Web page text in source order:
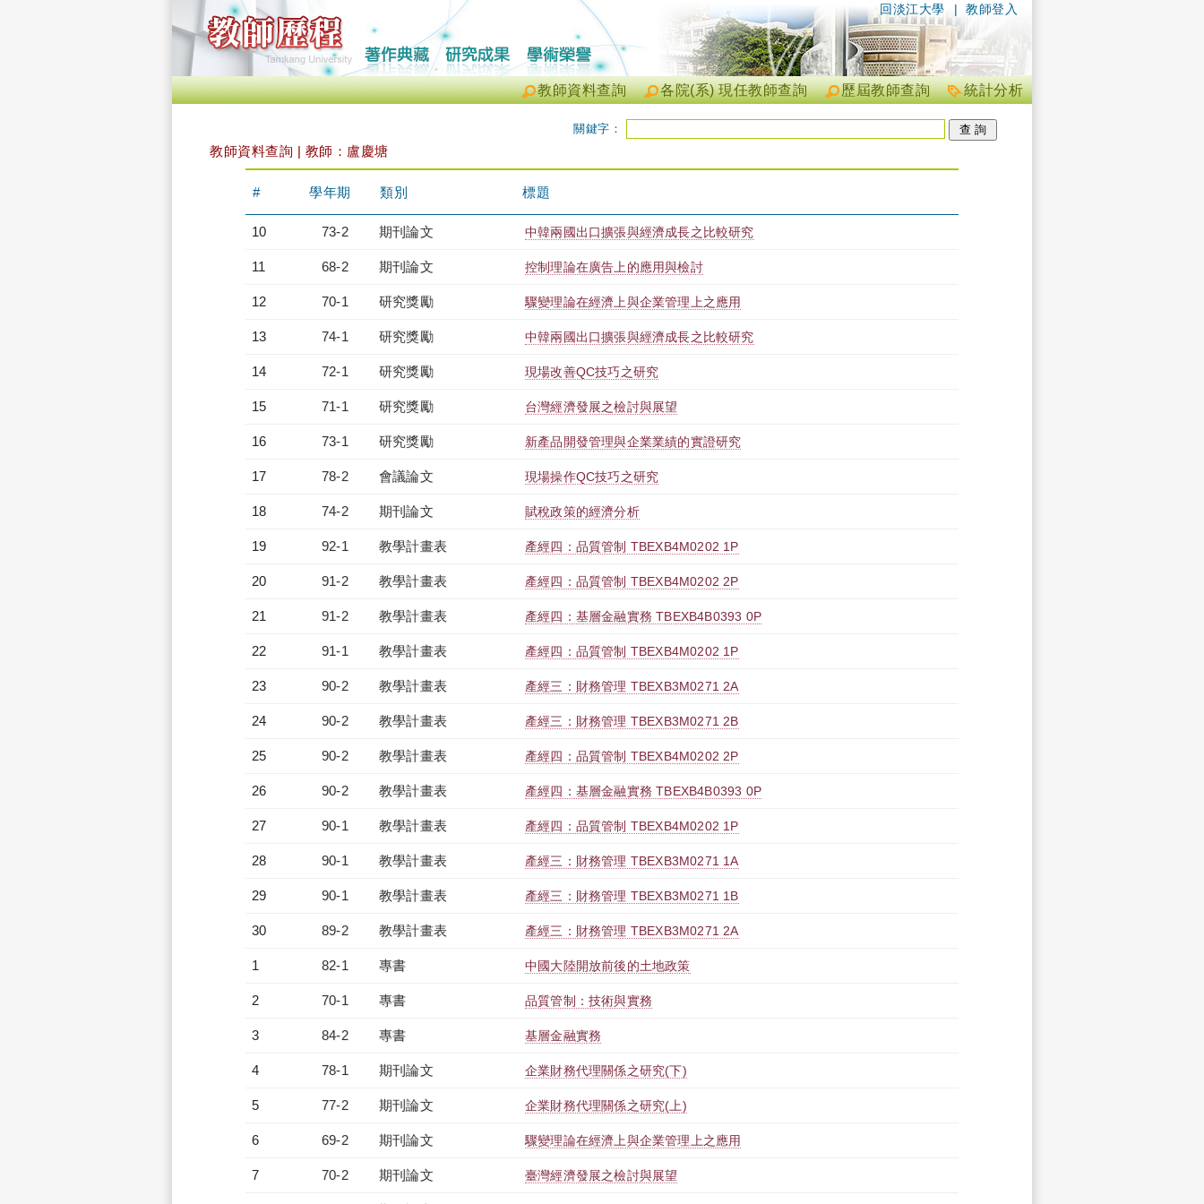
| 教師登入
回淡江大學
統計分析
歷屆教師查詢
各院(系) 現任教師查詢
教師資料查詢
關鍵字：
教師資料查詢 | 教師：盧慶塘
# 學年期 類別 標題
10 73-2 期刊論文 中韓兩國出口擴張與經濟成長之比較研究
11 68-2 期刊論文 控制理論在廣告上的應用與檢討
12 70-1 研究獎勵 驟變理論在經濟上與企業管理上之應用
13 74-1 研究獎勵 中韓兩國出口擴張與經濟成長之比較研究
14 72-1 研究獎勵 現場改善QC技巧之研究
15 71-1 研究獎勵 台灣經濟發展之檢討與展望
16 73-1 研究獎勵 新產品開發管理與企業業績的實證研究
17 78-2 會議論文 現場操作QC技巧之研究
18 74-2 期刊論文 賦稅政策的經濟分析
19 92-1 教學計畫表 產經四：品質管制 TBEXB4M0202 1P
20 91-2 教學計畫表 產經四：品質管制 TBEXB4M0202 2P
21 91-2 教學計畫表 產經四：基層金融實務 TBEXB4B0393 0P
22 91-1 教學計畫表 產經四：品質管制 TBEXB4M0202 1P
23 90-2 教學計畫表 產經三：財務管理 TBEXB3M0271 2A
24 90-2 教學計畫表 產經三：財務管理 TBEXB3M0271 2B
25 90-2 教學計畫表 產經四：品質管制 TBEXB4M0202 2P
26 90-2 教學計畫表 產經四：基層金融實務 TBEXB4B0393 0P
27 90-1 教學計畫表 產經四：品質管制 TBEXB4M0202 1P
28 90-1 教學計畫表 產經三：財務管理 TBEXB3M0271 1A
29 90-1 教學計畫表 產經三：財務管理 TBEXB3M0271 1B
30 89-2 教學計畫表 產經三：財務管理 TBEXB3M0271 2A
1 82-1 專書 中國大陸開放前後的土地政策
2 70-1 專書 品質管制：技術與實務
3 84-2 專書 基層金融實務
4 78-1 期刊論文 企業財務代理關係之研究(下)
5 77-2 期刊論文 企業財務代理關係之研究(上)
6 69-2 期刊論文 驟變理論在經濟上與企業管理上之應用
7 70-2 期刊論文 臺灣經濟發展之檢討與展望